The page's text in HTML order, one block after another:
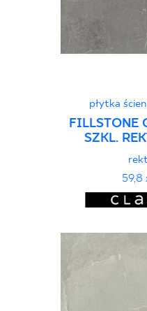
płytka
FILLSTONE
SZKL.
59,8